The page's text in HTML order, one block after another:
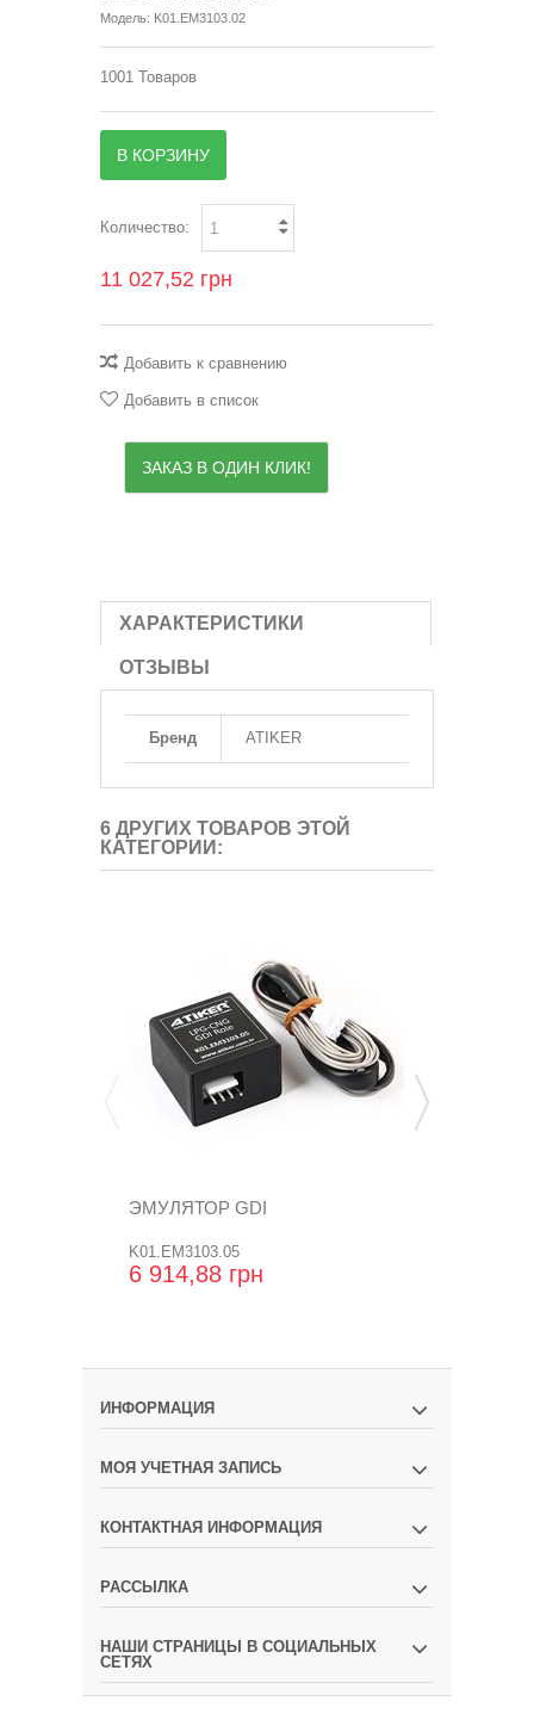
Модель: K01.EM3103.02
1001 Товаров
В КОРЗИНУ
Количество:
11 027,52 грн
Добавить к сравнению
Добавить в список
ЗАКАЗ В ОДИН КЛИК!
ХАРАКТЕРИСТИКИ
ОТЗЫВЫ
Бренд ATIKER
6 ДРУГИХ ТОВАРОВ ЭТОЙ
КАТЕГОРИИ:
ЭМУЛЯТОР GDI
K01.EM3103.05
6 914,88 грн
ИНФОРМАЦИЯ
МОЯ УЧЕТНАЯ ЗАПИСЬ
КОНТАКТНАЯ ИНФОРМАЦИЯ
РАССЫЛКА
НАШИ СТРАНИЦЫ В СОЦИАЛЬНЫХ
СЕТЯХ